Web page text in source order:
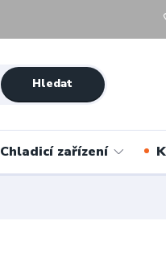
Hledat
Chladicí zařízení